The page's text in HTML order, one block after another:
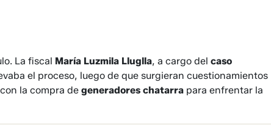
La fiscal María Luzmila Lluglla, a cargo del caso
el proceso, luego de que surgieran cuestionamientos
la compra de generadores chatarra para enfrentar la